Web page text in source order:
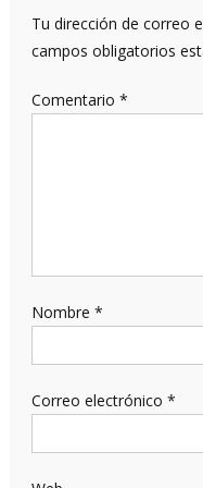
Tu dirección de correo
campos obligatorios
Comentario *
Nombre *
Correo electrónico *